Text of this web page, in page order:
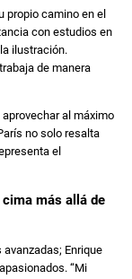
propio camino en el
con estudios en
ilustración.
de manera
al máximo
no solo resalta
el
más allá de
Enrique
“Mi